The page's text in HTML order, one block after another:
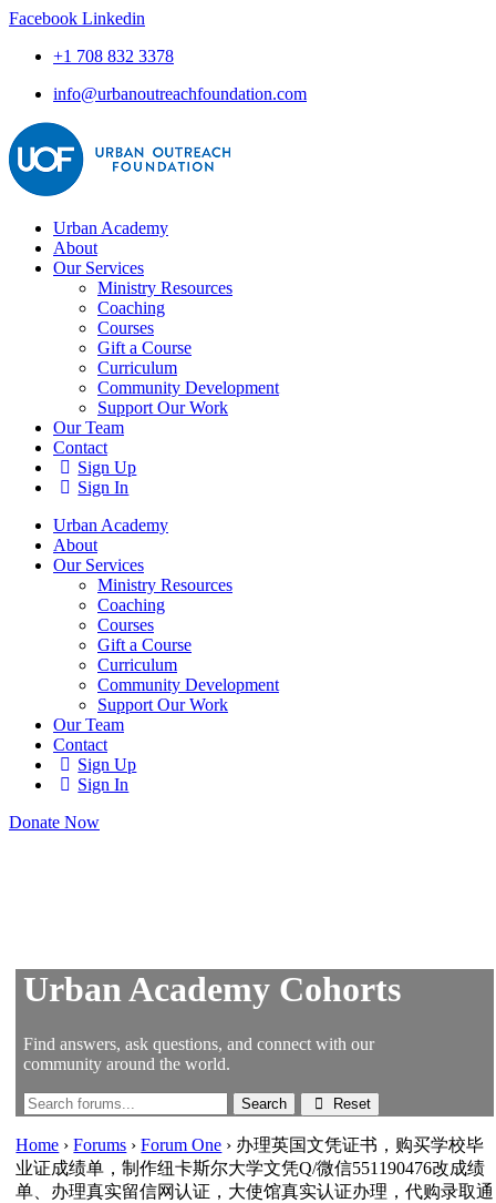
Facebook Linkedin
+1 708 832 3378
info@urbanoutreachfoundation.com
Urban Academy
About
Our Services
Ministry Resources
Coaching
Courses
Gift a Course
Curriculum
Community Development
Support Our Work
Our Team
Contact
Sign Up
Sign In
Urban Academy
About
Our Services
Ministry Resources
Coaching
Courses
Gift a Course
Curriculum
Community Development
Support Our Work
Our Team
Contact
Sign Up
Sign In
Donate Now
Urban Academy Cohorts
Find answers, ask questions, and connect with our
community around the world.
Reset
Home › Forums › Forum One › 办理英国文凭证书，购买学校毕
业证成绩单，制作纽卡斯尔大学文凭Q/微信551190476改成绩
单、办理真实留信网认证，大使馆真实认证办理，代购录取通